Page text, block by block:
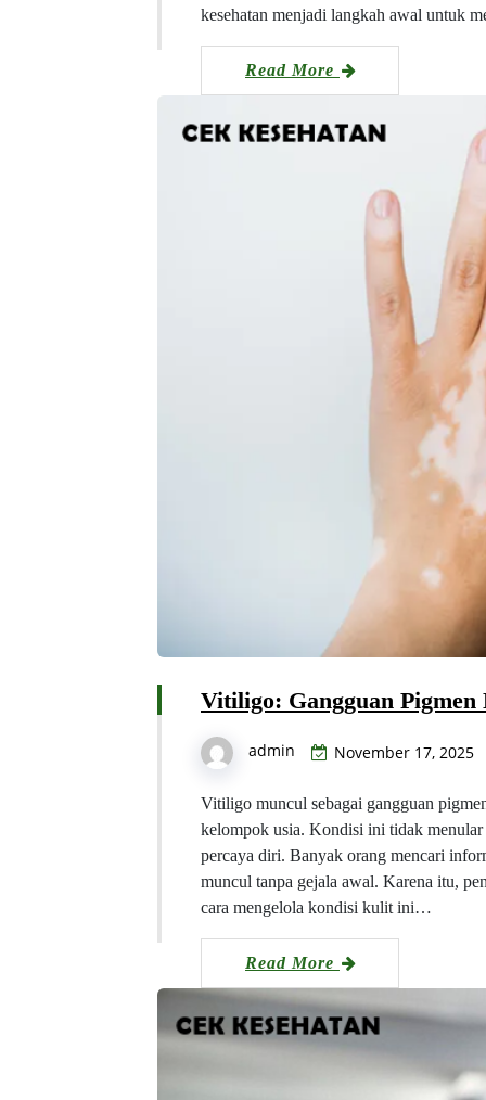
kesehatan menjadi langkah awal untuk
Read More
Vitiligo: Gangguan
admin November 17, 2025
Vitiligo muncul sebagai gangguan
kelompok usia. Kondisi ini tidak menular
percaya diri. Banyak orang mencari
muncul tanpa gejala awal. Karena itu,
cara mengelola kondisi kulit ini…
Read More